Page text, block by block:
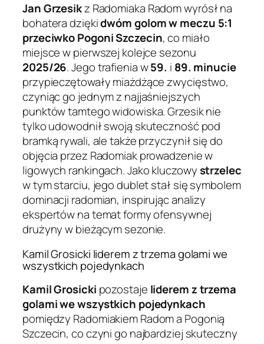
Jan Grzesikz Radomiaka Radom wyrósł na
bohatera dziękidwóm golom w meczu 5:1
przeciwko Pogoni Szczecin, co miało
miejsce w pierwszej kolejce sezonu
2025/26. Jego trafienia w59. i 89. minucie
przypieczętowały miażdżące zwycięstwo,
czyniąc go jednym z najjaśniejszych
punktów tamtego widowiska. Grzesik nie
tylko udowodnił swoją skuteczność pod
bramką rywali, ale także przyczynił się do
objęcia przez Radomiak prowadzenie w
ligowych rankingach. Jako kluczowystrzelec
w tym starciu, jego dublet stał się symbolem
dominacji radomian, inspirując analizy
ekspertów na temat formy ofensywnej
drużyny w bieżącym sezonie.
Kamil Grosicki liderem z trzema golami we
wszystkich pojedynkach
Kamil Grosicki pozostaje liderem z trzema
golami we wszystkich pojedynkach
pomiędzy Radomiakiem Radom a Pogonią
Szczecin, co czyni go najbardziej skuteczny